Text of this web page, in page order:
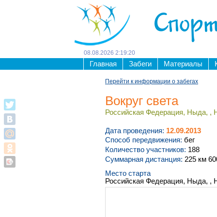
08 08 2026 2:19:20
Главная Забеги Материалы
Перейти к информации о забегах
Вокруг света
Российская Федерация, Ныда, ,
Дата проведения: 12.09.2013
Способ передвижения: бег
Количество участников: 188
Суммарная дистанция: 225 км
Место старта
Российская Федерация, Ныда, ,